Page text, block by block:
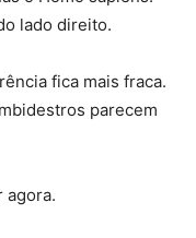
lado direito.
fica mais fraca.
parecem
agora.